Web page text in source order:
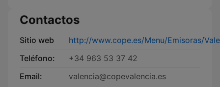
Contactos
Sitio web
http://www.cope.es/Menu/Emisoras/
Teléfono:
+34 963 53 37 42
Email:
valencia@copevalencia.es